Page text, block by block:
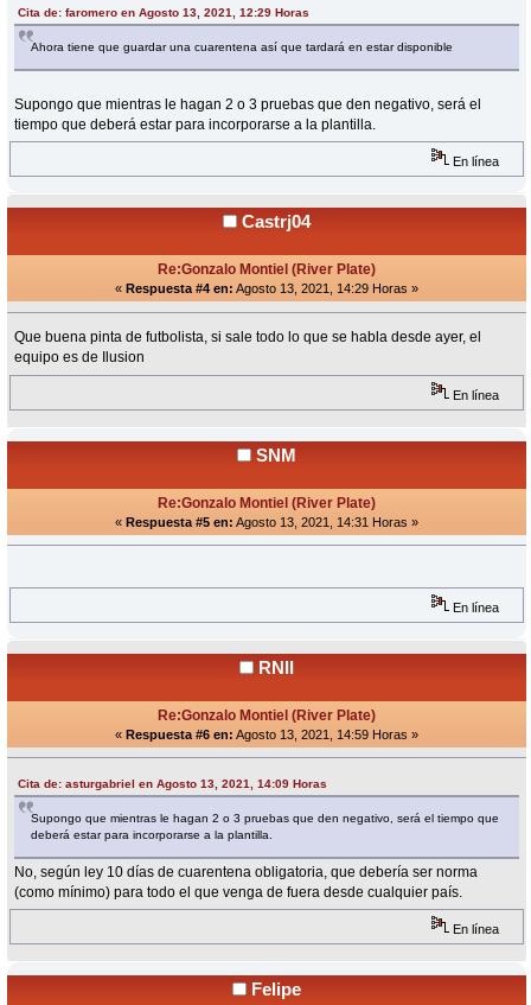
Cita de: faromero en Agosto 13, 2021, 12:29 Horas
Ahora tiene que guardar una cuarentena así que tardará en estar disponible
Supongo que mientras le hagan 2 o 3 pruebas que den negativo, será el
tiempo que deberá estar para incorporarse a la plantilla.
En línea
Castrj04
Re:Gonzalo Montiel (River Plate)
« Respuesta #4 en: Agosto 13, 2021, 14:29 Horas »
Que buena pinta de futbolista, si sale todo lo que se habla desde ayer, el
equipo es de Ilusion
En línea
SNM
Re:Gonzalo Montiel (River Plate)
« Respuesta #5 en: Agosto 13, 2021, 14:31 Horas »
En línea
RNII
Re:Gonzalo Montiel (River Plate)
« Respuesta #6 en: Agosto 13, 2021, 14:59 Horas »
Cita de: asturgabriel en Agosto 13, 2021, 14:09 Horas
Supongo que mientras le hagan 2 o 3 pruebas que den negativo, será el tiempo que
deberá estar para incorporarse a la plantilla.
No, según ley 10 días de cuarentena obligatoria, que debería ser norma
(como mínimo) para todo el que venga de fuera desde cualquier país.
En línea
Felipe